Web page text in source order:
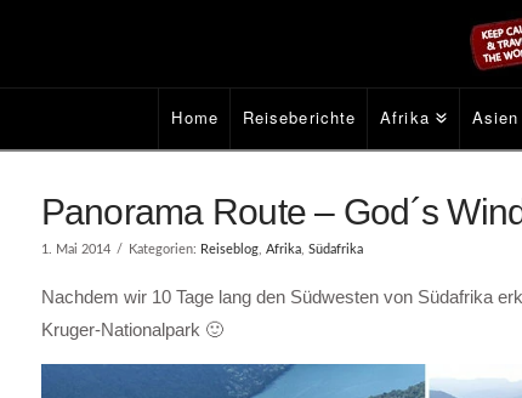
Home Reiseberichte Afrika Asien
Panorama Route – God´s
1. Mai 2014 Kategorien: Reiseblog, Afrika, Südafrika
Nachdem wir 10 Tage lang den Südwesten von Südafrika
Kruger-Nationalpark 🙂